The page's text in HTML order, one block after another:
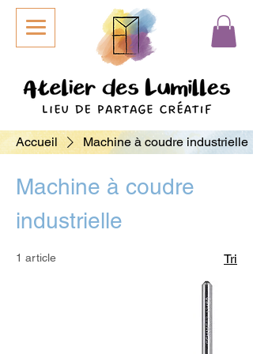
Accueil Machine à coudre industrielle
Machine à coudre
industrielle
1 article Tri